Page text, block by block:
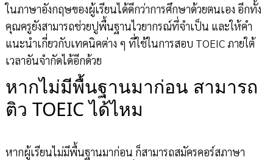
ในภาษาอังกฤษของผู้เรียนได้ดีกว่าการศึกษาด้วยตนเอง อีกทั้ง
คุณครูยังสามารถช่วยปูพื้นฐานไวยากรณ์ที่จำเป็น และให้คำ
แนะนำเกี่ยวกับเทคนิคต่าง ๆ ที่ใช้ในการสอบ TOEIC ภายใต้
เวลาอันจำกัดได้อีกด้วย
หากไม่มีพื้นฐานมาก่อน สามารถ
ติว TOEIC ได้ไหม
หากผู้เรียนไม่มีพื้นฐานมาก่อน ก็สามารถสมัครคอร์สภาษา